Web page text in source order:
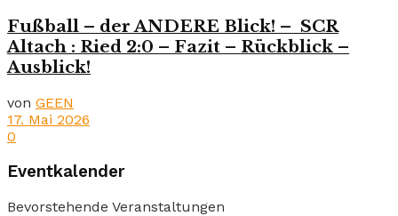
Fußball – der ANDERE Blick! – SCR
Altach : Ried 2:0 – Fazit – Rückblick –
Ausblick!
von GEEN
17. Mai 2026
0
Eventkalender
Bevorstehende Veranstaltungen